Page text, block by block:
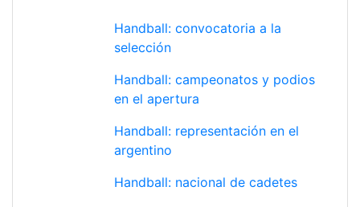
Handball: convocatoria a la
selección
Handball: campeonatos y podios
en el apertura
Handball: representación en el
argentino
Handball: nacional de cadetes